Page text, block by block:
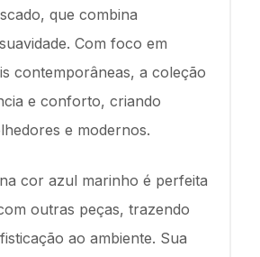
que combina
Com foco em
contemporâneas, a coleção
e conforto, criando
e modernos.
cor azul marinho é perfeita
outras peças, trazendo
ao ambiente. Sua